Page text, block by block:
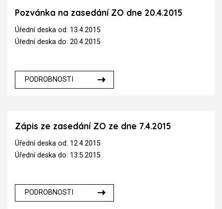
Pozvánka na zasedání ZO dne 20.4.2015
Úřední deska od: 13.4.2015
Úřední deska do: 20.4.2015
PODROBNOSTI
Zápis ze zasedání ZO ze dne 7.4.2015
Úřední deska od: 12.4.2015
Úřední deska do: 13.5.2015
PODROBNOSTI